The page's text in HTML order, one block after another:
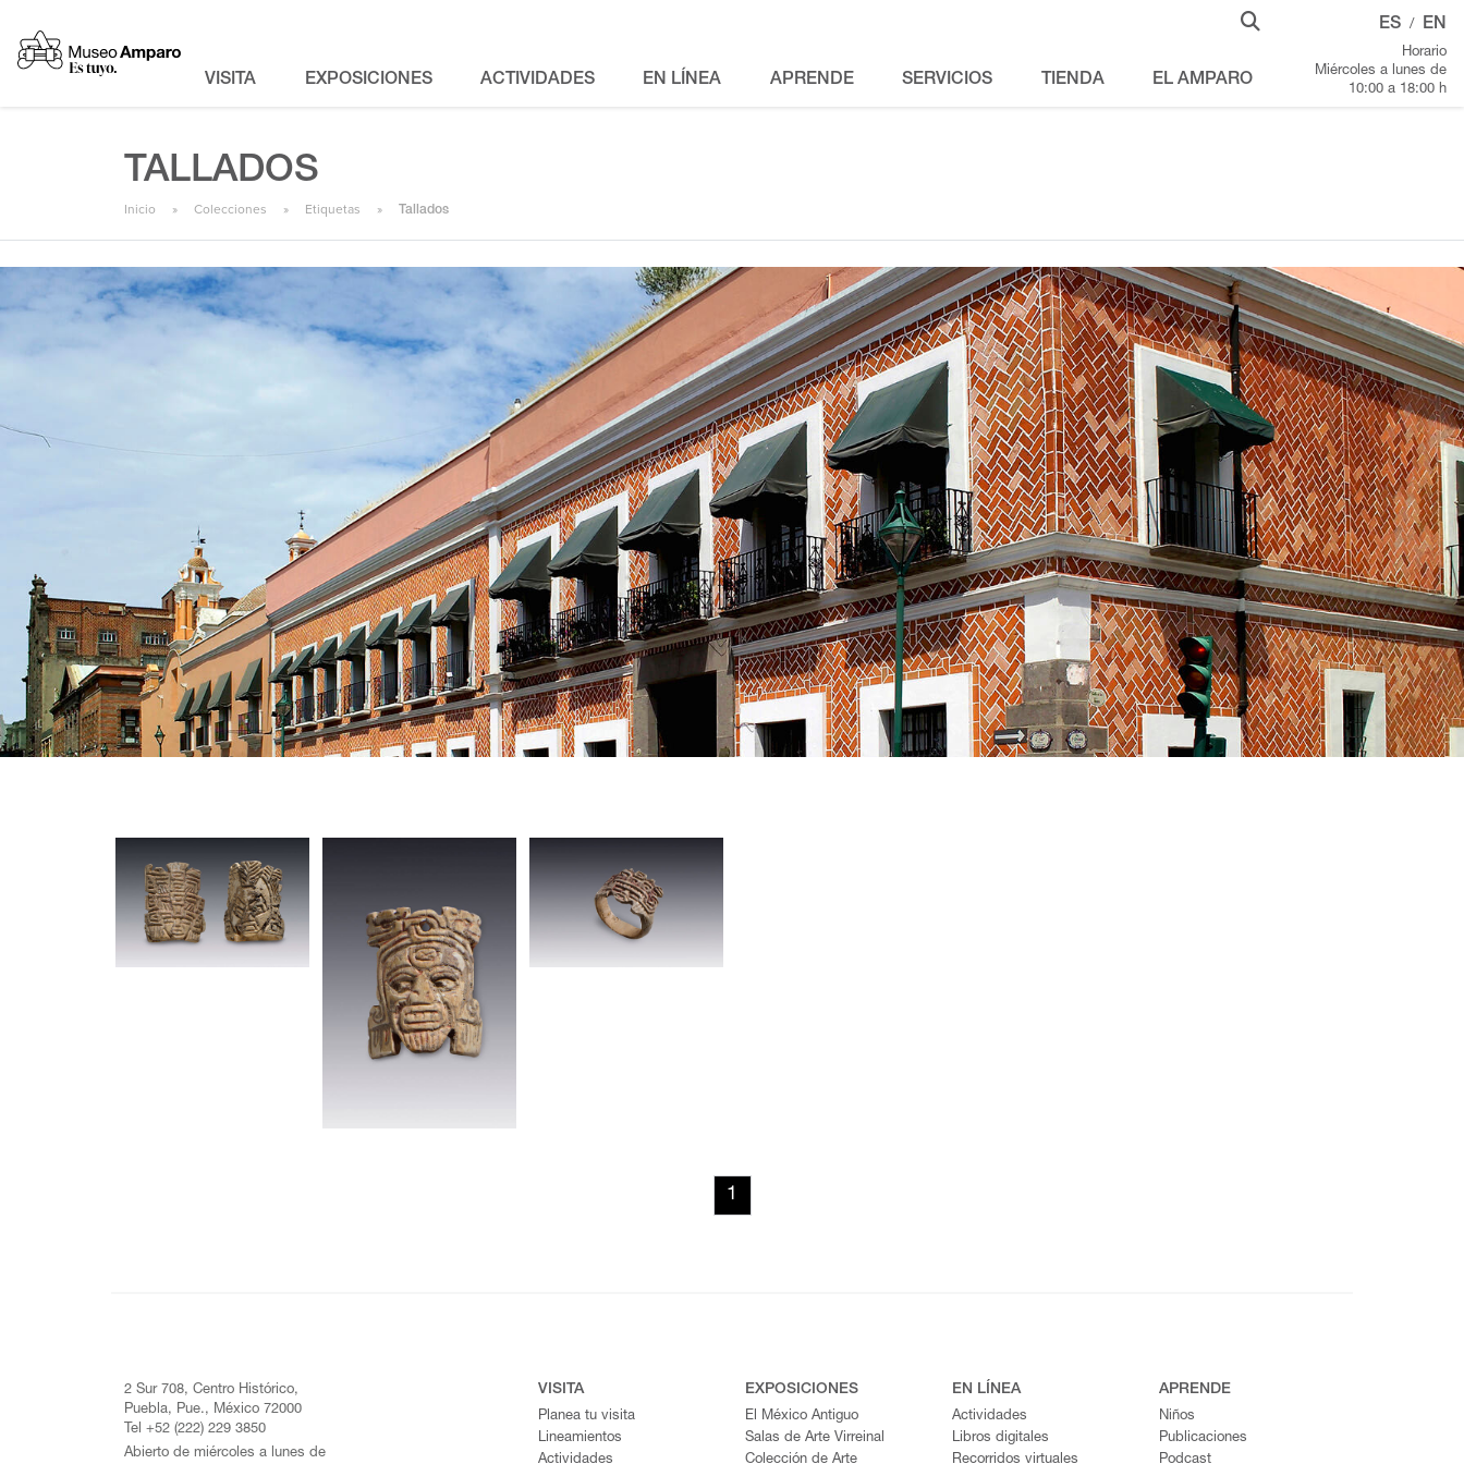
VISITA EXPOSICIONES ACTIVIDADES EN LÍNEA APRENDE SERVICIOS TIENDA EL AMPARO
ES / EN
Horario
Miércoles a lunes de
10:00 a 18:00 h
TALLADOS
Inicio Colecciones Etiquetas Tallados
1
2 Sur 708, Centro Histórico,
Puebla, Pue., México 72000
Tel +52 (222) 229 3850
Abierto de miércoles a lunes de
VISITA
Planea tu visita
Lineamientos
Actividades
EXPOSICIONES
El México Antiguo
Salas de Arte Virreinal
Colección de Arte
EN LÍNEA
Actividades
Libros digitales
Recorridos virtuales
APRENDE
Niños
Publicaciones
Podcast